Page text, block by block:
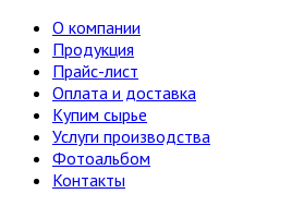
О компании
Продукция
Прайс-лист
Оплата и доставка
Купим сырье
Услуги производства
Фотоальбом
Контакты